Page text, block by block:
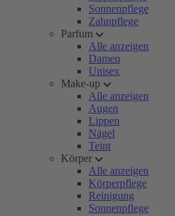
Sonnenpflege
Zahnpflege
Parfum
Alle anzeigen
Damen
Unisex
Make-up
Alle anzeigen
Augen
Lippen
Nägel
Teint
Körper
Alle anzeigen
Körperpflege
Reinigung
Sonnenpflege